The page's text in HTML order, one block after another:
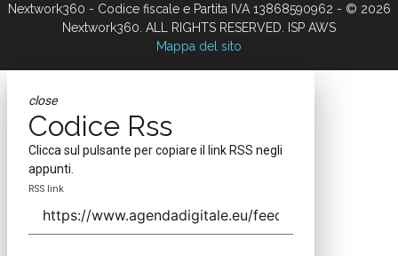
Nextwork360 - Codice fiscale e Partita IVA 13868590962 - © 2026
Nextwork360. ALL RIGHTS RESERVED. ISP AWS
Mappa del sito
close
Codice Rss
Clicca sul pulsante per copiare il link RSS negli
appunti.
RSS link